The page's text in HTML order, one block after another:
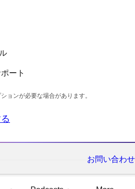
ート
ョンが必要な場合があります。
お問い合わせ